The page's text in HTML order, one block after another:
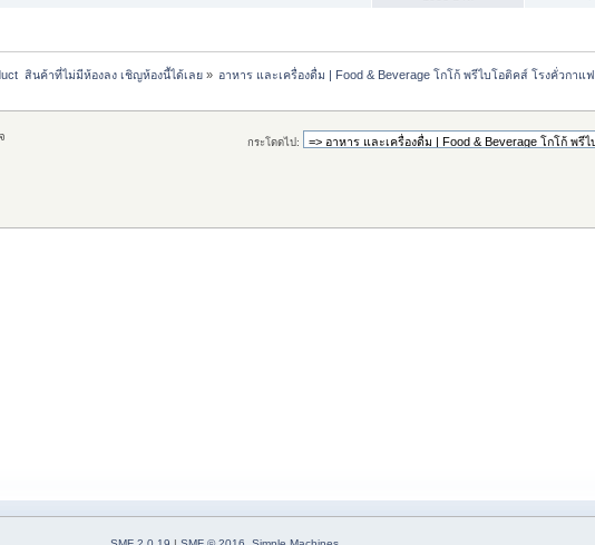
สินค้าที่ไม่มีห้องลง เชิญห้องนี้ได้เลย» อาหาร และเครื่องดื่ม | Food & Beverage โกโก้ พรีไบโอติคส์ โรงคั่วกาแฟ
กระโดดไป: